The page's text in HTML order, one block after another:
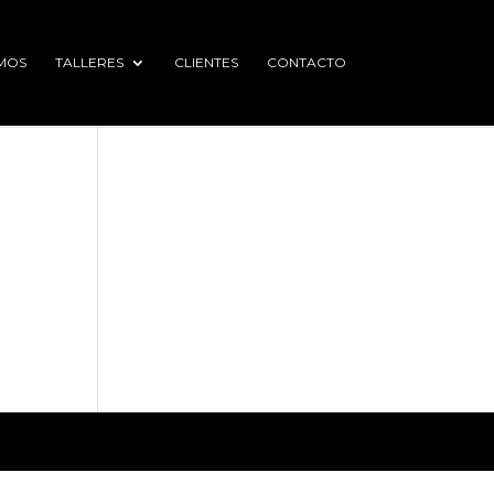
TALLERES CLIENTES CONTACTO